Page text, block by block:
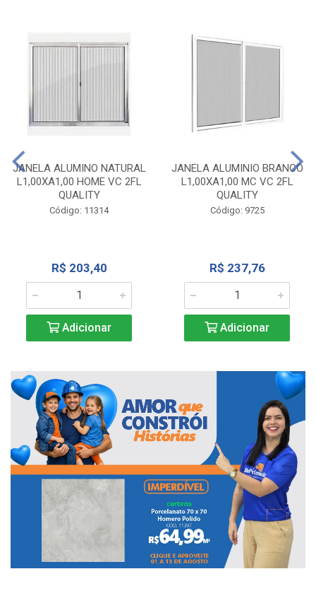
JANELA ALUMINO NATURAL
L1,00XA1,00 HOME VC 2FL
QUALITY
Código: 11314
R$ 203,40
Adicionar
JANELA ALUMINIO BRANCO
L1,00XA1,00 MC VC 2FL
QUALITY
Código: 9725
R$ 237,76
Adicionar